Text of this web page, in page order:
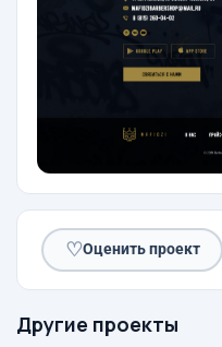
♡Оценить проект
Другие проекты